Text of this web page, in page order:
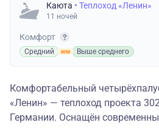
Каюта • Теплоход «Ленин»
11 ночей
Комфорт
Средний Выше среднего
Комфортабельный
«Ленин» — теплоход проекта
Германии. Оснащён